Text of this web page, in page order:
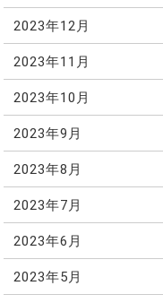
2023年12月
2023年11月
2023年10月
2023年9月
2023年8月
2023年7月
2023年6月
2023年5月